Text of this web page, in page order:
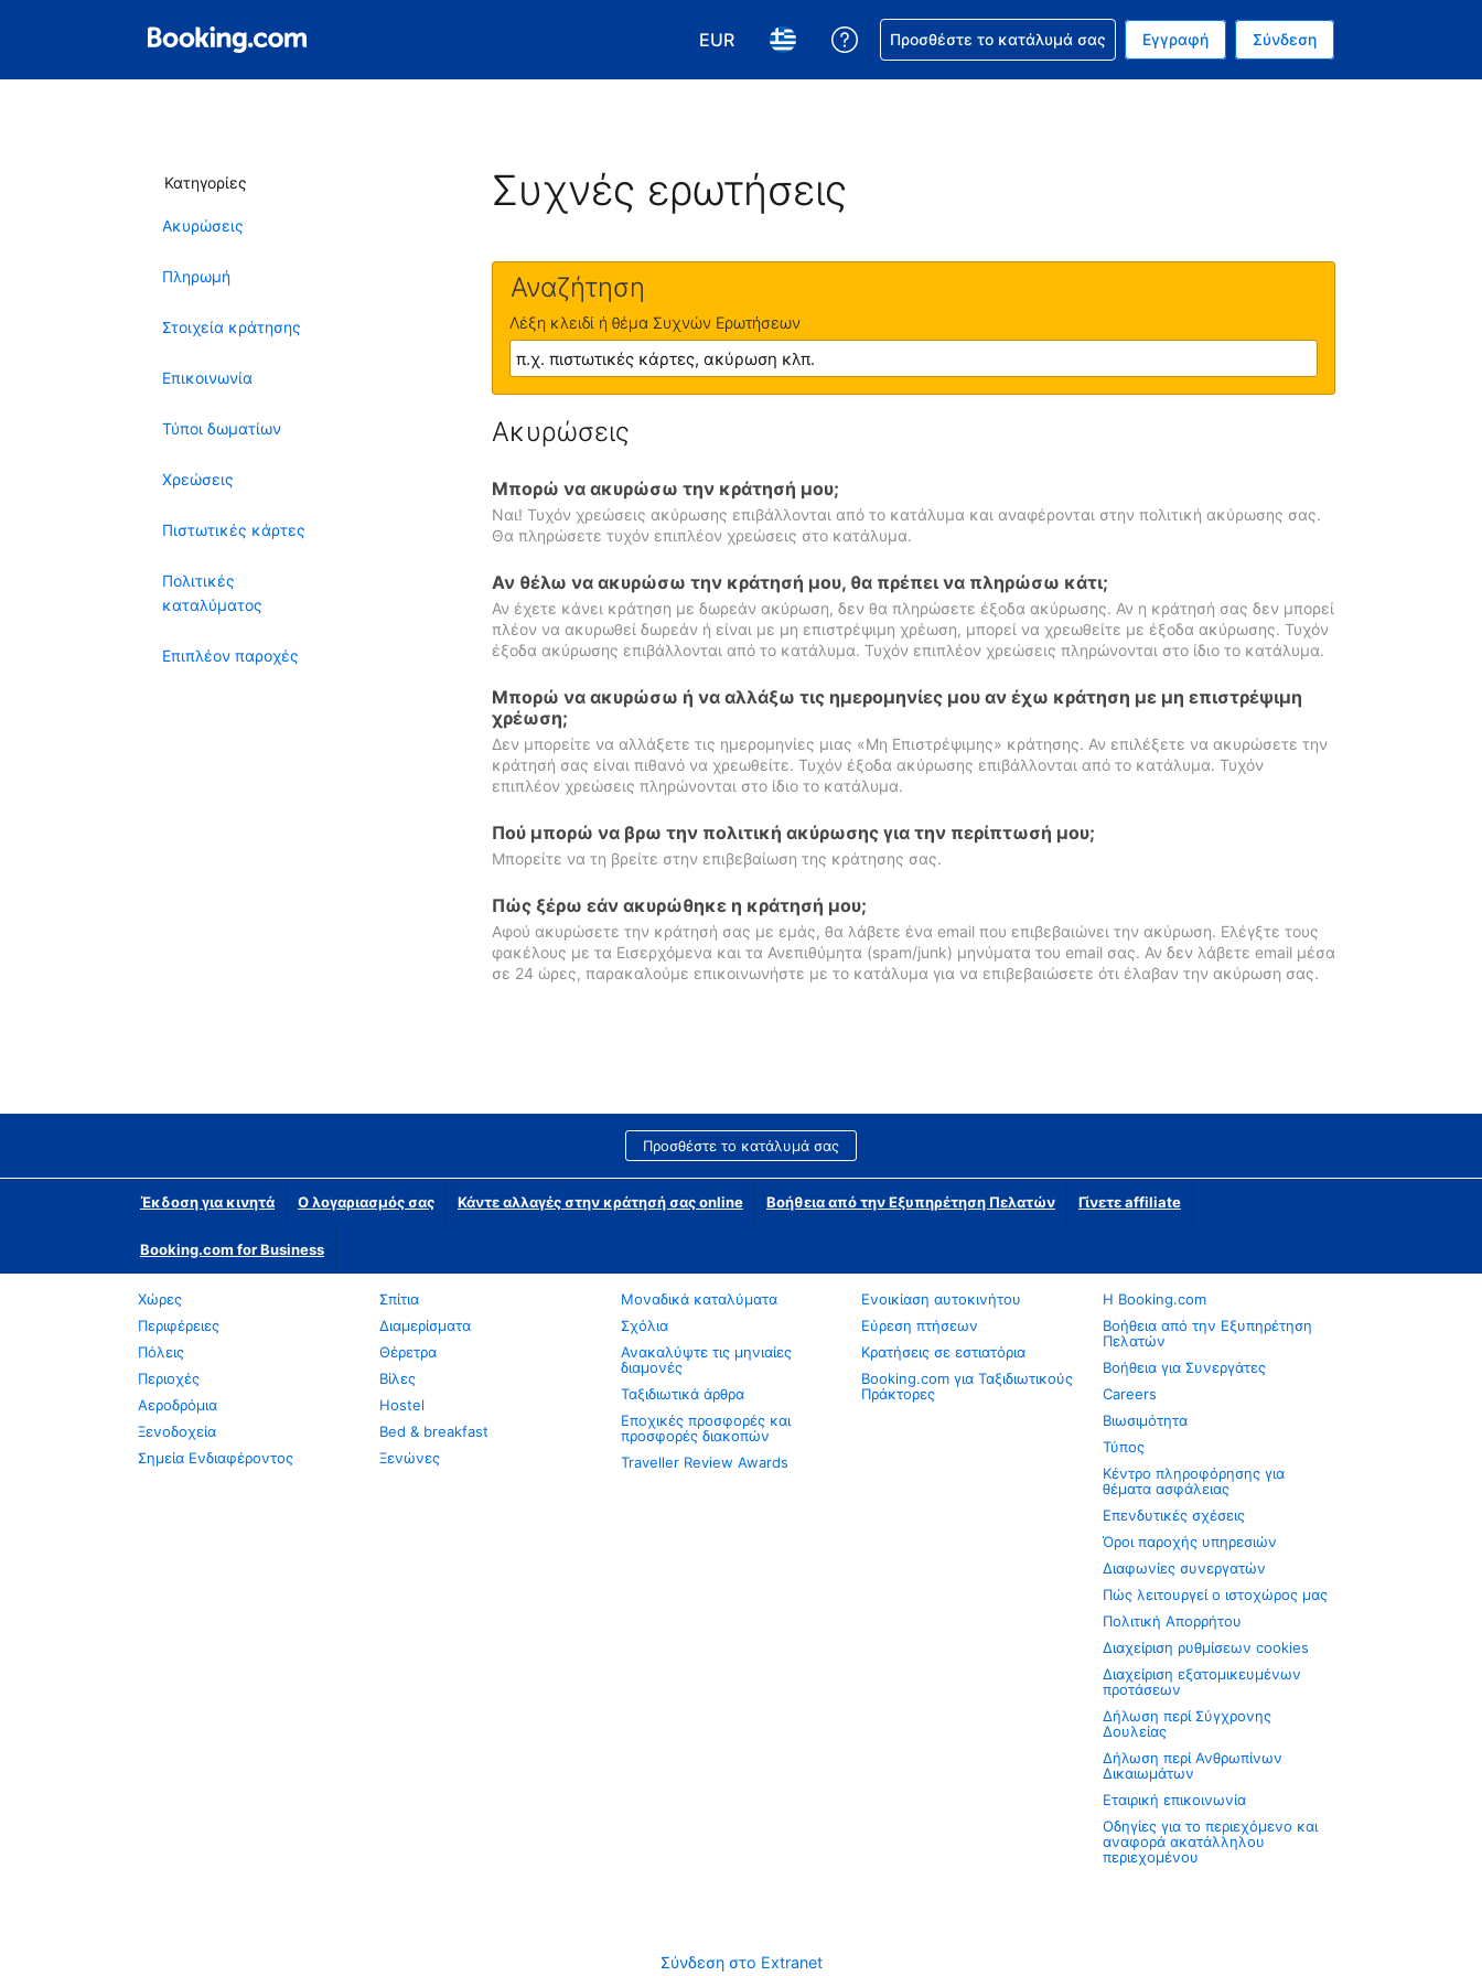
EUR
Επιλέξτε το νόμισμά σας. Το τωρινό σας νόμισμα είναι Ευρώ
Επιλέξτε τη γλώσσα σας. Η τωρινή σας γλώσσα είναι τα Ελληνικά
Βοήθεια για την κράτησή σας
Προσθέστε το κατάλυμά σας Εγγραφή Σύνδεση
Κατηγορίες
Ακυρώσεις
Πληρωμή
Στοιχεία κράτησης
Επικοινωνία
Τύποι δωματίων
Χρεώσεις
Πιστωτικές κάρτες
Πολιτικές
καταλύματος
Επιπλέον παροχές
Συχνές ερωτήσεις
Αναζήτηση
Λέξη κλειδί ή θέμα Συχνών Ερωτήσεων
Ακυρώσεις
Μπορώ να ακυρώσω την κράτησή μου;
Ναι! Τυχόν χρεώσεις ακύρωσης επιβάλλονται από το κατάλυμα και αναφέρονται στην πολιτική ακύρωσης σας.
Θα πληρώσετε τυχόν επιπλέον χρεώσεις στο κατάλυμα.
Αν θέλω να ακυρώσω την κράτησή μου, θα πρέπει να πληρώσω κάτι;
Αν έχετε κάνει κράτηση με δωρεάν ακύρωση, δεν θα πληρώσετε έξοδα ακύρωσης. Αν η κράτησή σας δεν μπορεί
πλέον να ακυρωθεί δωρεάν ή είναι με μη επιστρέψιμη χρέωση, μπορεί να χρεωθείτε με έξοδα ακύρωσης. Τυχόν
έξοδα ακύρωσης επιβάλλονται από το κατάλυμα. Τυχόν επιπλέον χρεώσεις πληρώνονται στο ίδιο το κατάλυμα.
Μπορώ να ακυρώσω ή να αλλάξω τις ημερομηνίες μου αν έχω κράτηση με μη επιστρέψιμη
χρέωση;
Δεν μπορείτε να αλλάξετε τις ημερομηνίες μιας «Μη Επιστρέψιμης» κράτησης. Αν επιλέξετε να ακυρώσετε την
κράτησή σας είναι πιθανό να χρεωθείτε. Τυχόν έξοδα ακύρωσης επιβάλλονται από το κατάλυμα. Τυχόν
επιπλέον χρεώσεις πληρώνονται στο ίδιο το κατάλυμα.
Πού μπορώ να βρω την πολιτική ακύρωσης για την περίπτωσή μου;
Μπορείτε να τη βρείτε στην επιβεβαίωση της κράτησης σας.
Πώς ξέρω εάν ακυρώθηκε η κράτησή μου;
Αφού ακυρώσετε την κράτησή σας με εμάς, θα λάβετε ένα email που επιβεβαιώνει την ακύρωση. Ελέγξτε τους
φακέλους με τα Εισερχόμενα και τα Ανεπιθύμητα (spam/junk) μηνύματα του email σας. Αν δεν λάβετε email μέσα
σε 24 ώρες, παρακαλούμε επικοινωνήστε με το κατάλυμα για να επιβεβαιώσετε ότι έλαβαν την ακύρωση σας.
Προσθέστε το κατάλυμά σας
Έκδοση για κινητά Ο λογαριασμός σας Κάντε αλλαγές στην κράτησή σας online Βοήθεια από την Εξυπηρέτηση Πελατών Γίνετε affiliate
Booking.com for Business
Χώρες
Περιφέρειες
Πόλεις
Περιοχές
Αεροδρόμια
Ξενοδοχεία
Σημεία Ενδιαφέροντος
Σπίτια
Διαμερίσματα
Θέρετρα
Βίλες
Hostel
Bed & breakfast
Ξενώνες
Μοναδικά καταλύματα
Σχόλια
Ανακαλύψτε τις μηνιαίες
διαμονές
Ταξιδιωτικά άρθρα
Εποχικές προσφορές και
προσφορές διακοπών
Traveller Review Awards
Ενοικίαση αυτοκινήτου
Εύρεση πτήσεων
Κρατήσεις σε εστιατόρια
Booking.com για Ταξιδιωτικούς
Πράκτορες
Η Booking.com
Βοήθεια από την Εξυπηρέτηση
Πελατών
Βοήθεια για Συνεργάτες
Careers
Βιωσιμότητα
Τύπος
Κέντρο πληροφόρησης για
θέματα ασφάλειας
Επενδυτικές σχέσεις
Όροι παροχής υπηρεσιών
Διαφωνίες συνεργατών
Πώς λειτουργεί ο ιστοχώρος μας
Πολιτική Απορρήτου
Διαχείριση ρυθμίσεων cookies
Διαχείριση εξατομικευμένων
προτάσεων
Δήλωση περί Σύγχρονης
Δουλείας
Δήλωση περί Ανθρωπίνων
Δικαιωμάτων
Εταιρική επικοινωνία
Οδηγίες για το περιεχόμενο και
αναφορά ακατάλληλου
περιεχομένου
Σύνδεση στο Extranet